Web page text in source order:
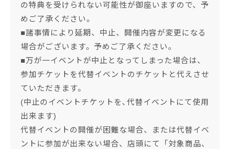
の特典を受けられない可能性が御座いますので、予
めご了承ください。
■諸事情により延期、中止、開催内容が変更になる
場合がございます。予めご了承ください。
■万が一イベントが中止となってしまった場合は、
参加チケットを代替イベントのチケットと代えさせ
ていただきます。
(中止のイベントチケットを､代替イベントにて使用
出来ます)
代替イベントの開催が困難な場合、または代替イベ
ントに参加が出来ない場合、店頭にて「対象商品、